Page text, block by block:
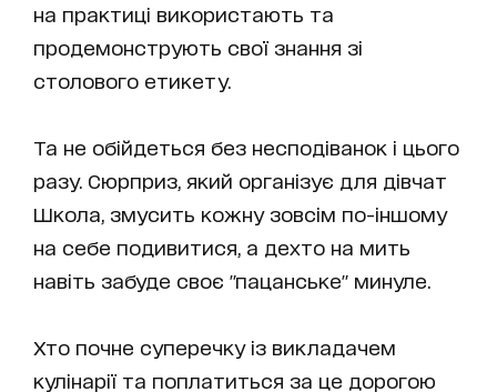
на практиці використають та
продемонструють свої знання зі
столового етикету.
Та не обійдеться без несподіванок і цього
разу. Сюрприз, який організує для дівчат
Школа, змусить кожну зовсім по-іншому
на себе подивитися, а дехто на мить
навіть забуде своє "пацанське" минуле.
Хто почне суперечку із викладачем
кулінарії та поплатиться за це дорогою